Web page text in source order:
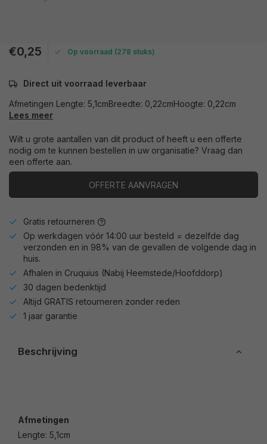
€0,25 Op voorraad (278 stuks)
Direct uit voorraad leverbaar
Afmetingen Lengte: 5,1cmBreedte: 0,22cmHoogte: 0,22cm
Lees meer
Wilt u grote aantallen van dit product of heeft u een offerte
nodig om te kunnen bestellen in uw organisatie? Vraag dan
een offerte aan.
OFFERTE AANVRAGEN
Gratis retourneren
Op werkdagen vóór 14:00 uur besteld = dezelfde dag
verzonden en in 98% van de gevallen de volgende dag in
huis.
Afhalen in Cruquius (Nabij Heemstede/Hoofddorp)
30 dagen bedenktijd
Altijd GRATIS retourneren zonder reden
1 jaar garantie
Beschrijving
Afmetingen
Lengte: 5,1cm